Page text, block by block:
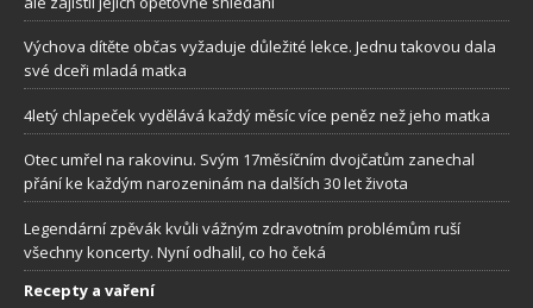
Výchova dítěte občas vyžaduje důležité lekce. Jednu takovou dala
své dceři mladá matka
4letý chlapeček vydělává každý měsíc více peněz než jeho matka
Otec umřel na rakovinu. Svým 17měsíčním dvojčatům zanechal
přání ke každým narozeninám na dalších 30 let života
Legendární zpěvák kvůli vážným zdravotním problémům ruší
všechny koncerty. Nyní odhalil, co ho čeká
Recepty a vaření